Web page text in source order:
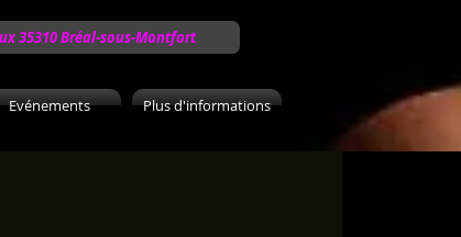
Evénements Plus d'informations
35310 Bréal-sous-Montfort